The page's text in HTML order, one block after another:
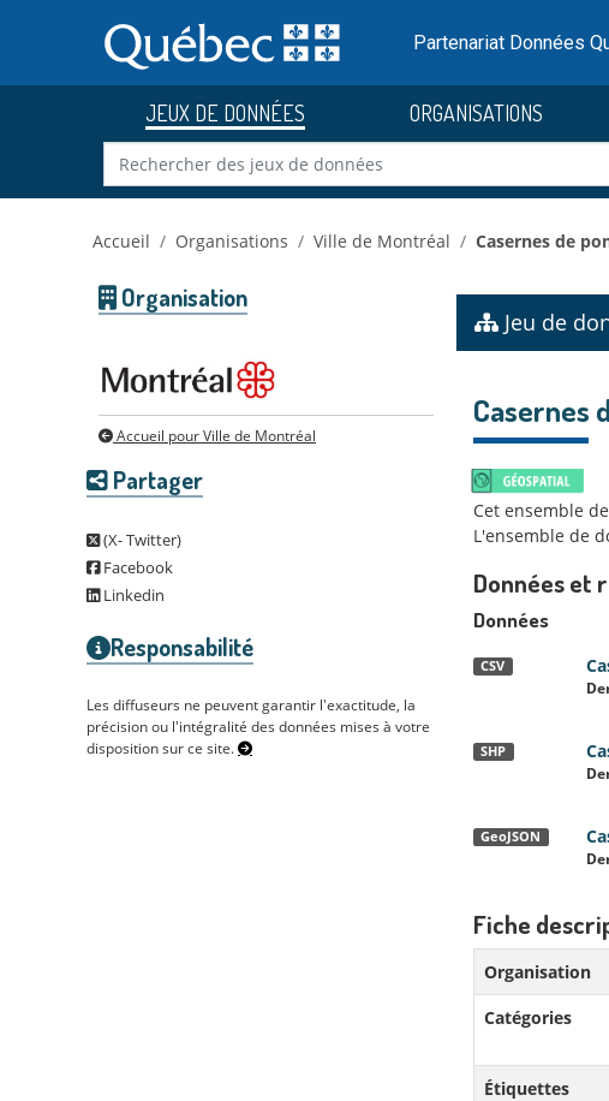
au
contenu
Partenariat Données
JEUX DE DONNÉES ORGANISATIONS
Accueil Organisations Ville de Montréal Casernes de
Organisation
Accueil pour Ville de Montréal
Partager
(X- Twitter)
Facebook
Linkedin
Responsabilité
Les diffuseurs ne peuvent garantir l'exactitude, la
précision ou l'intégralité des données mises à votre
disposition sur ce site.
Jeu de
Casernes
Cet ensemble
L'ensemble de
Données et
Données
CSV
SHP
GeoJSON
Fiche
Organisation
Catégories
Étiquettes